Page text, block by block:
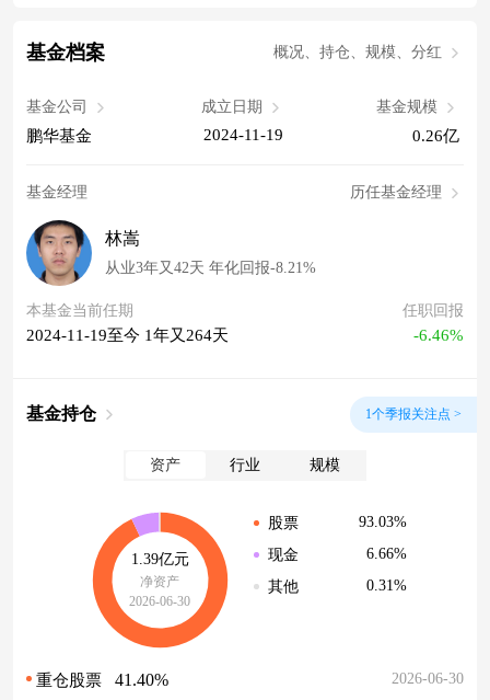
基金档案 概况、持仓、规模、分红
基金公司
鹏华基金
成立日期
2024-11-19
基金规模
0.26亿
基金经理 历任基金经理
林嵩
从业3年又42天 年化回报-8.21%
本基金当前任期
2024-11-19至今 1年又264天
任职回报
-6.46%
基金持仓 1个季报关注点 >
资产 行业 规模
1.39亿元
净资产
2026-06-30
股票
93.03%
现金
6.66%
其他
0.31%
重仓股票 41.40%
2026-06-30